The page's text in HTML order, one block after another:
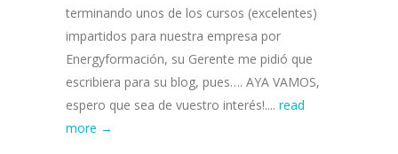
terminando unos de los cursos (excelentes)
impartidos para nuestra empresa por
Energyformación, su Gerente me pidió que
escribiera para su blog, pues…. AYA VAMOS,
espero que sea de vuestro interés!.... read
more →